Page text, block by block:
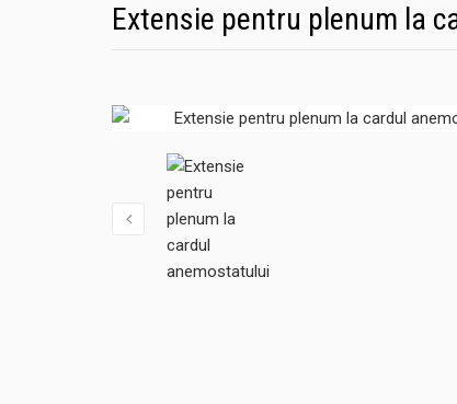
Extensie pentru plenum la